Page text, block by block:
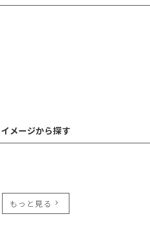
イメージから探す
もっと見る